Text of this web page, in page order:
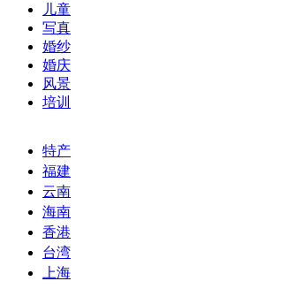
儿童
写真
婚纱
婚庆
风景
培训
特产
福建
云南
海南
香港
台湾
上海